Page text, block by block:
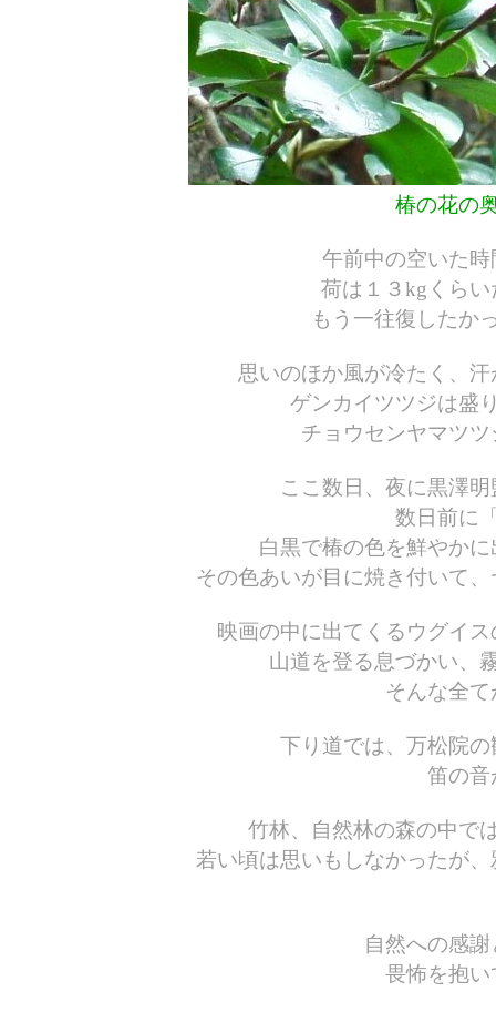
椿の花の
午前中の空いた
荷は１３kgくら
もう一往復したか
思いのほか風が冷たく、
ゲンカイツツジは盛
チョウセンヤマツ
ここ数日、夜に黒澤
数日前に
白黒で椿の色を鮮やか
その色あいが目に焼き付いて
映画の中に出てくるウグイ
山道を登る息づかい、
そんな全
下り道では、万松院
笛の
竹林、自然林の森の中で
若い頃は思いもしなかったが
自然への感
畏怖を抱